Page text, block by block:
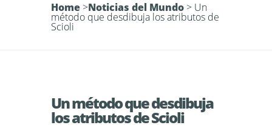
Home >Noticias del Mundo > Un
método que desdibuja los atributos de
Scioli
Un método que desdibuja
los atributos de Scioli